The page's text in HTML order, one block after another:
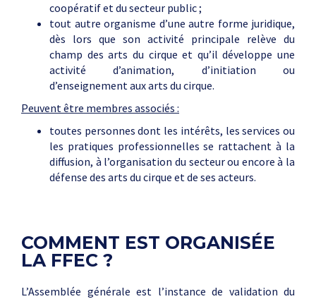
coopératif et du secteur public ;
tout autre organisme d’une autre forme juridique,
dès lors que son activité principale relève du
champ des arts du cirque et qu’il développe une
activité d’animation, d’initiation ou
d’enseignement aux arts du cirque.
Peuvent être membres associés :
toutes personnes dont les intérêts, les services ou
les pratiques professionnelles se rattachent à la
diffusion, à l’organisation du secteur ou encore à la
défense des arts du cirque et de ses acteurs.
COMMENT EST ORGANISÉE
LA FFEC ?
L’Assemblée générale est l’instance de validation du